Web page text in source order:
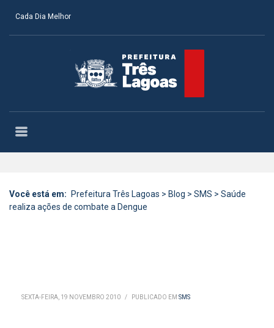
Cada Dia Melhor
Você está em: Prefeitura Três Lagoas > Blog > SMS > Saúde
realiza ações de combate a Dengue
SEXTA-FEIRA, 19 NOVEMBRO 2010 / PUBLICADO EM SMS